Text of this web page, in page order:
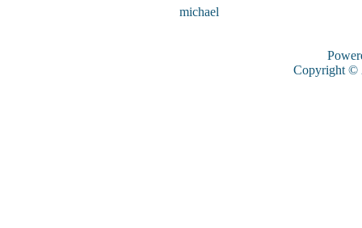
michael
Copyright ©